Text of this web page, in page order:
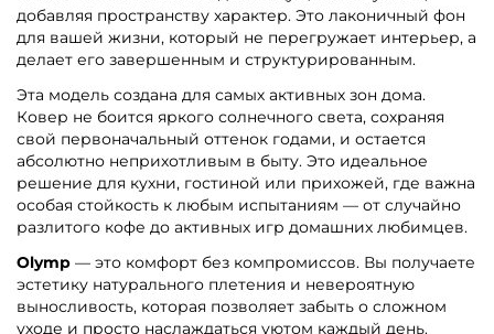
добавляя пространству характер. Это лаконичный фон
для вашей жизни, который не перегружает интерьер, а
делает его завершенным и структурированным.
Эта модель создана для самых активных зон дома.
Ковер не боится яркого солнечного света, сохраняя
свой первоначальный оттенок годами, и остается
абсолютно неприхотливым в быту. Это идеальное
решение для кухни, гостиной или прихожей, где важна
особая стойкость к любым испытаниям — от случайно
разлитого кофе до активных игр домашних любимцев.
Olymp — это комфорт без компромиссов. Вы получаете
эстетику натурального плетения и невероятную
выносливость, которая позволяет забыть о сложном
уходе и просто наслаждаться уютом каждый день.